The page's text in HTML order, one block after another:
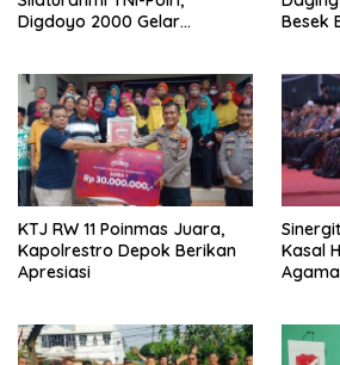
Digdoyo 2000 Gelar
Besek
KTJ RW 11 Poinmas Juara,
Kapolrestro Depok Berikan
Apresiasi
Kasal